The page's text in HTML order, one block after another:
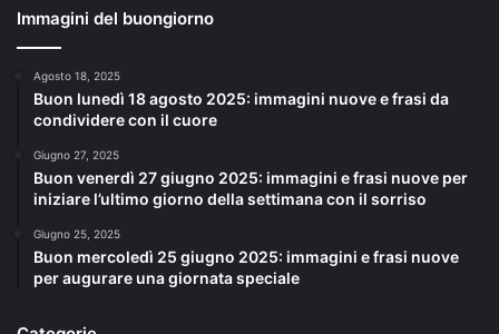
Immagini del buongiorno
Agosto 18, 2025
Buon lunedì 18 agosto 2025: immagini nuove e frasi da
condividere con il cuore
Giugno 27, 2025
Buon venerdì 27 giugno 2025: immagini e frasi nuove per
iniziare l’ultimo giorno della settimana con il sorriso
Giugno 25, 2025
Buon mercoledì 25 giugno 2025: immagini e frasi nuove
per augurare una giornata speciale